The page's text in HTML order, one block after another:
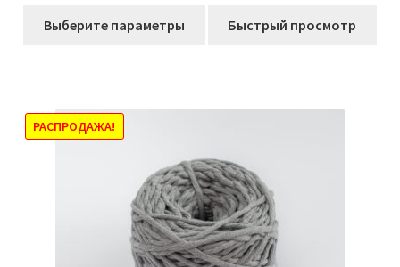
247,00₽
Выберите параметры
вариаций.
выбрать
на
странице
товара.
Быстрый просмотр
РАСПРОДАЖА!